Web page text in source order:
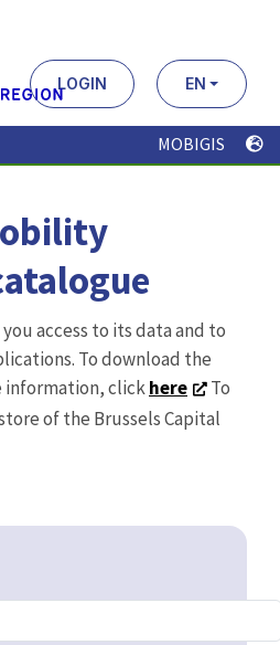
LOGIN EN
MOBIGIS
access to its data and to
To download the
information, clickhere
To
of the Brussels Capital